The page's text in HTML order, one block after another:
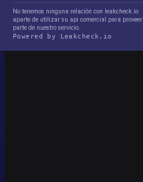
No tenemos ninguna relación con leakcheck.io
aparte de utilizar su api comercial para proveer
parte de nuestro servicio.
Powered by Leakcheck.io